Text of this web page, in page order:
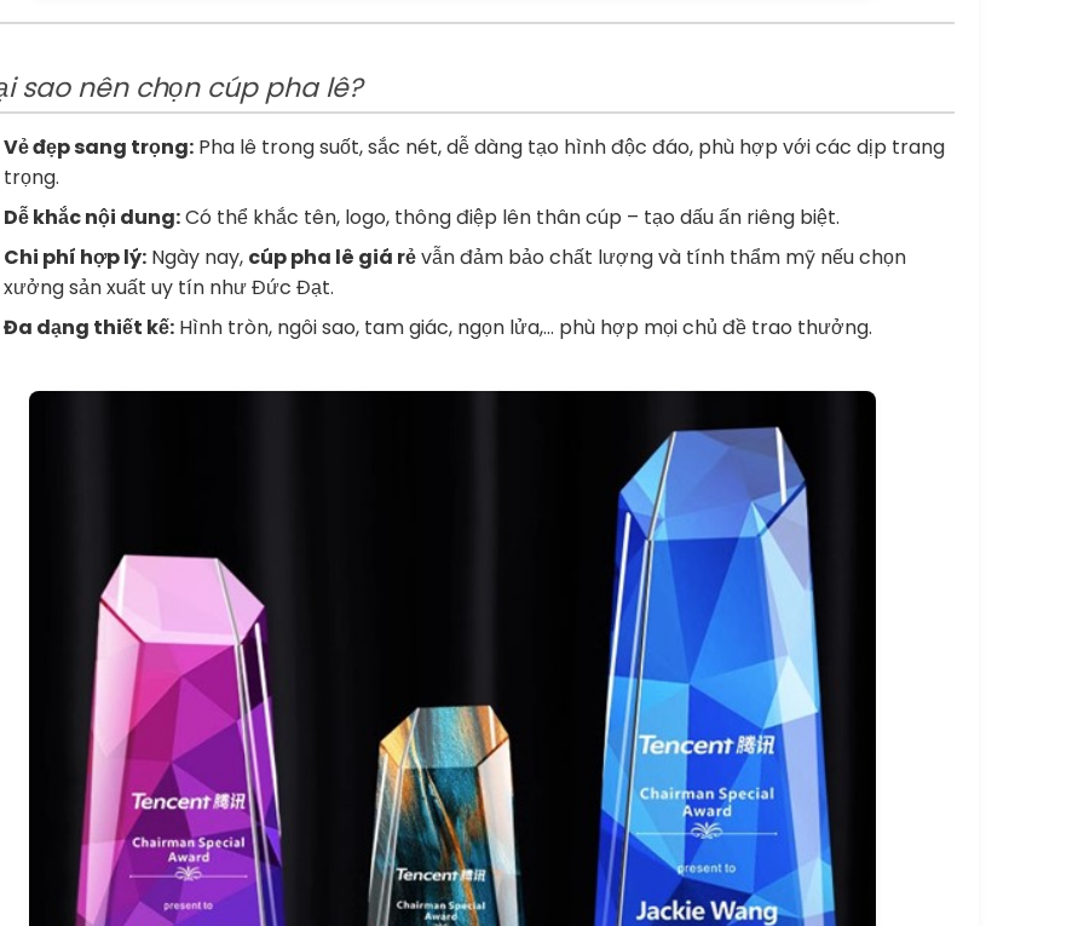
sao nên chọn cúp pha lê?
Vẻ đẹp sang trọng: Pha lê trong suốt, sắc nét, dễ dàng tạo hình độc đáo, phù hợp với các dịp trang
trọng.
Dễ khắc nội dung:Có thể khắc tên, logo, thông điệp lên thân cúp – tạo dấu ấn riêng biệt.
Chi phí hợp lý: Ngày nay, cúp pha lê giá rẻvẫn đảm bảo chất lượng và tính thẩm mỹ nếu chọn
xưởng sản xuất uy tín như Đức Đạt.
Đa dạng thiết kế: Hình tròn, ngôi sao, tam giác, ngọn lửa,… phù hợp mọi chủ đề trao thưởng.